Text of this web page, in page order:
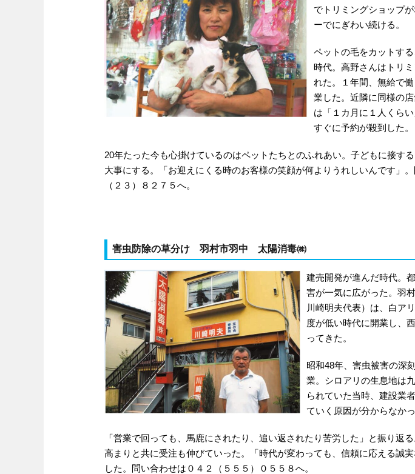
でトリミングショップ
ーでにぎわい続ける。
ペットの毛をカットす
時代。高野さんはトリ
れた。１年間、無給で
業した。近隣に同様の
は「１カ月に１人くら
すぐに予約が殺到した。
20年たった今も心掛けているのはペットたちとのふれあい。子どもに接す
大事にする。「お迎えにくる時のお客様の笑顔が何よりうれしいんです」
（２３）８２７５へ。
害虫防除の草分け 羽村市羽中 太陽消毒㈱
建売開発が進んだ時代。
害が一気に広がった。羽
川崎明夫代表）は、白ア
度が低い時代に開業し、
ってきた。
昭和48年、害虫被害の深
業。シロアリの生息地は
られていた当時、建設業
ていく原因が分からなかっ
「営業で回っても、馬鹿にされたり、追い返されたり苦労した」と振り返
高まりと共に受注も伸びていった。「時代が変わっても、信頼に応える誠
した。問い合わせは０４２（５５５）０５５８へ。